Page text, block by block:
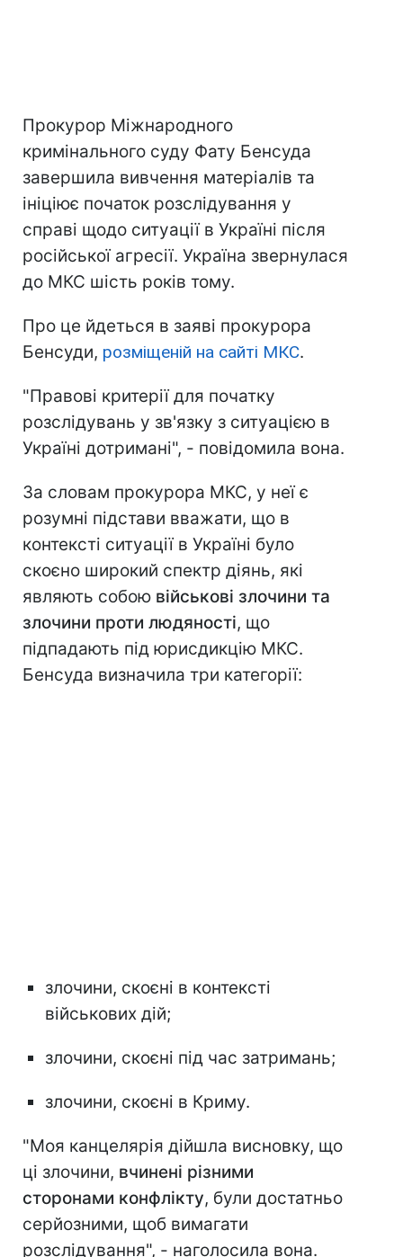
Прокурор Міжнародного
кримінального суду Фату Бенсуда
завершила вивчення матеріалів та
ініціює початок розслідування у
справі щодо ситуації в Україні після
російської агресії. Україна звернулася
до МКС шість років тому.
Про це йдеться в заяві прокурора
Бенсуди, розміщеній на сайті МКС.
"Правові критерії для початку
розслідувань у зв'язку з ситуацією в
Україні дотримані", - повідомила вона.
За словам прокурора МКС, у неї є
розумні підстави вважати, що в
контексті ситуації в Україні було
скоєно широкий спектр діянь, які
являють собою військові злочини та
злочини проти людяності, що
підпадають під юрисдикцію МКС.
Бенсуда визначила три категорії:
злочини, скоєні в контексті
військових дій;
злочини, скоєні під час затримань;
злочини, скоєні в Криму.
"Моя канцелярія дійшла висновку, що
ці злочини, вчинені різними
сторонами конфлікту, були достатньо
серйозними, щоб вимагати
розслідування", - наголосила вона.